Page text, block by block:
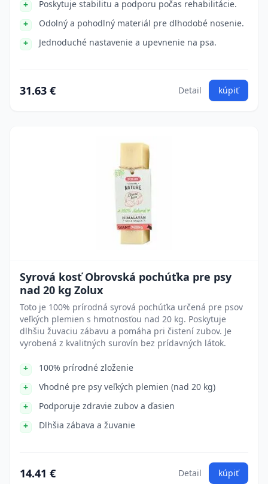
Poskytuje stabilitu a podporu počas rehabilitácie.
Odolný a pohodlný materiál pre dlhodobé nosenie.
Jednoduché nastavenie a upevnenie na psa.
31.63 € Detail kúpiť
Syrová kosť Obrovská pochúťka pre psy
nad 20 kg Zolux
Toto je 100% prírodná syrová pochúťka určená pre psov
veľkých plemien s hmotnosťou nad 20 kg. Poskytuje
dlhšiu žuvaciu zábavu a pomáha pri čistení zubov. Je
vyrobená z kvalitných surovín bez prídavných látok.
100% prírodné zloženie
Vhodné pre psy veľkých plemien (nad 20 kg)
Podporuje zdravie zubov a ďasien
Dlhšia zábava a žuvanie
14.41 € Detail kúpiť